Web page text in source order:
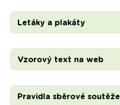
Letáky a plakáty
Vzorový text na web
Pravidla sběrové soutěže